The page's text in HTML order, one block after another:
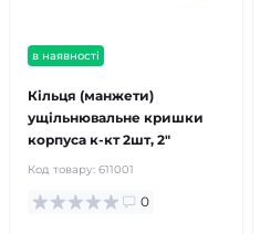
в наявності
Кільця (манжети)
ущільнювальне кришки
корпуса к-кт 2шт, 2"
Код товару: 611001
0